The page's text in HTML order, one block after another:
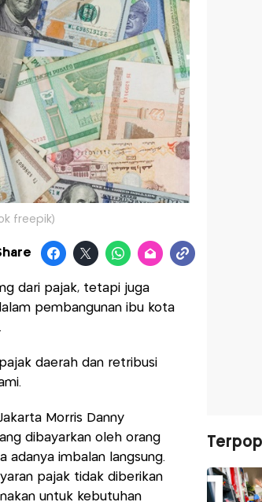
freepik)
dari pajak, tetapi juga
pembangunan ibu kota
daerah dan retribusi
Morris Danny
dibayarkan oleh orang
adanya imbalan langsung.
pajak tidak diberikan
untuk kebutuhan